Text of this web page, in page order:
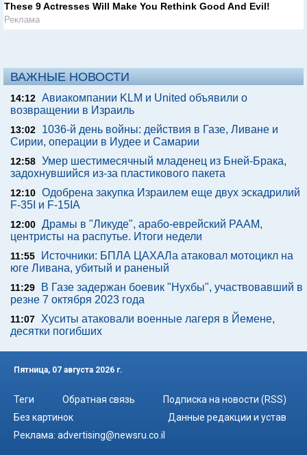
These 9 Actresses Will Make You Rethink Good And Evil!
Реклама
ВАЖНЫЕ НОВОСТИ
14:12 Авиакомпании KLM и United объявили о
возвращении в Израиль
13:02
1036-й день войны: действия в Газе, Ливане и
Сирии, операции в Иудее и Самарии
12:58 Умер шестимесячный младенец из Бней-Брака,
задохнувшийся из-за пластикового пакета
12:10 Одобрена закупка Израилем еще двух эскадрилий
F-35I и F-15IA
12:00 Драмы в "Ликуде", арабо-еврейский РААМ,
центристы на распутье. Итоги недели
11:55
Источники: БПЛА ЦАХАЛа атаковал мотоцикл на
юге Ливана, убитый и раненый
11:29
В Газе задержан боевик "Нухбы", участвовавший в
резне 7 октября 2023 года
11:07 Хуситы атаковали военные лагеря в Йемене,
десятки погибших
Пятница, 07 августа 2026 г.
Теги Обратная связь
Подписка на новости (RSS)
Без картинок
Данные редакции и устав
Реклама: advertising@newsru.co.il